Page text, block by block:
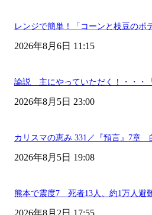
レンジで簡単！「コーンと枝豆のポ
2026年8月6日 11:15
論説 主にやっていただく！・・・
2026年8月5日 23:00
カリスマの恵み 331／『預言』7章
2026年8月5日 19:08
熊本で震度7 死者13人、約1万人避
2026年8月2日 17:55